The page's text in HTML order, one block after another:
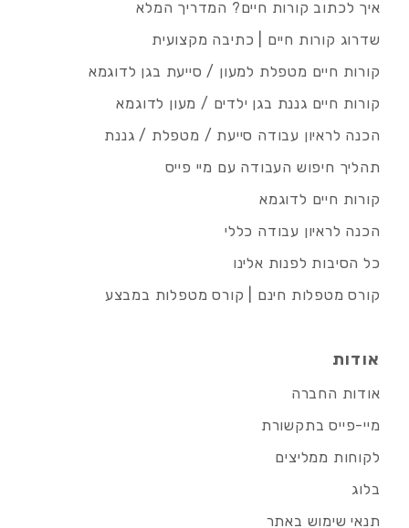
איך לכתוב קורות חיים? המדריך המלא
שדרוג קורות חיים | כתיבה מקצועית
קורות חיים מטפלת למעון / סייעת בגן לדוגמא
קורות חיים גננת בגן ילדים / מעון לדוגמא
הכנה לראיון עבודה סייעת / מטפלת / גננת
תהליך חיפוש העבודה עם מיי פייס
קורות חיים לדוגמא
הכנה לראיון עבודה כללי
כל הסיבות לפנות אלינו
קורס מטפלות חינם | קורס מטפלות במבצע
אודות
אודות החברה
מיי-פייס בתקשורת
לקוחות ממליצים
בלוג
תנאי שימוש באתר